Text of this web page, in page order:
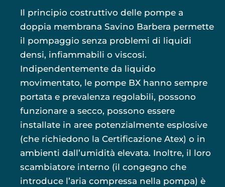
Il principio costruttivo delle pompe a
doppia membrana Savino Barbera permette
il pompaggio senza problemi di liquidi
densi, infiammabili o viscosi.
Indipendentemente da liquido
movimentato, le pompe BX hanno sempre
portata e prevalenza regolabili, possono
funzionare a secco, possono essere
installate in aree potenzialmente esplosive
(che richiedono la Certificazione Atex) o in
ambienti dall’umidità elevata. Inoltre, il loro
scambiatore interno (il congegno che
introduce l’aria compressa nella pompa) è